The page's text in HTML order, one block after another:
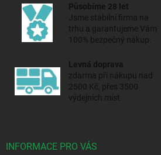
Působíme 28 let
Jsme stabilní firma na
trhu a garantujeme Vám
100% bezpečný nákup.
Levná doprava
zdarma při nákupu nad
2500 Kč, přes 3500
výdejních míst
INFORMACE PRO VÁS